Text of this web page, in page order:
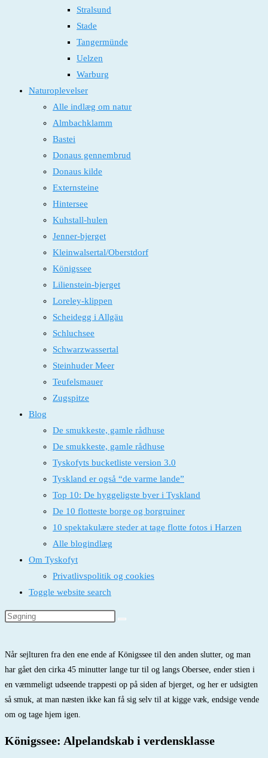
Stralsund
Stade
Tangermünde
Uelzen
Warburg
Naturoplevelser
Alle indlæg om natur
Almbachklamm
Bastei
Donaus gennembrud
Donaus kilde
Externsteine
Hintersee
Kuhstall-hulen
Jenner-bjerget
Kleinwalsertal/Oberstdorf
Königssee
Lilienstein-bjerget
Loreley-klippen
Scheidegg i Allgäu
Schluchsee
Schwarzwassertal
Steinhuder Meer
Teufelsmauer
Zugspitze
Blog
De smukkeste, gamle rådhuse
De smukkeste, gamle rådhuse
Tyskofyts bucketliste version 3.0
Tyskland er også “de varme lande”
Top 10: De hyggeligste byer i Tyskland
De 10 flotteste borge og borgruiner
10 spektakulære steder at tage flotte fotos i Harzen
Alle blogindlæg
Om Tyskofyt
Privatlivspolitik og cookies
Toggle website search
Når sejlturen fra den ene ende af Königssee til den anden slutter, og man
har gået den cirka 45 minutter lange tur til og langs Obersee, ender stien i
en væmmeligt udseende trappesti op på siden af bjerget, og her er udsigten
så smuk, at man næsten ikke kan få sig selv til at kigge væk, endsige vende
om og tage hjem igen.
Königssee: Alpelandskab i verdensklasse